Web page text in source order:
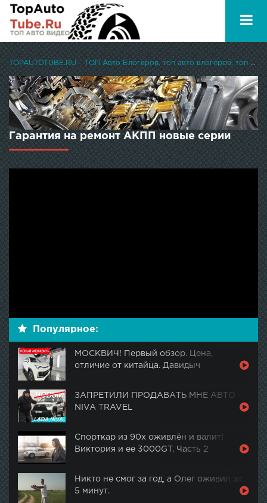
TOPAUTOTUBE.RU - ТОП Авто Блогеров, топ авто влогеров, топ авто ютуберов
Гарантия на ремонт АКПП новые серии
Популярное:
МОСКВИЧ! Первый обзор. Цена,
отличие от китайца. Давидыч
ЗАПРЕТИЛИ ПРОДАВАТЬ МНЕ АВТО -
NIVA TRAVEL
Спорткар из 90х оживлён и валит!
Виктория и ее 3000GT. Часть 2
Никто не смог за год, а Олег оживил за
5 минут.